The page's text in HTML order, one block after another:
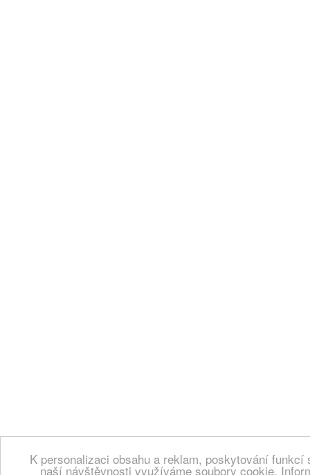
K personalizaci obsahu a reklam, poskytování
naší návštěvnosti využíváme soubory cookie.